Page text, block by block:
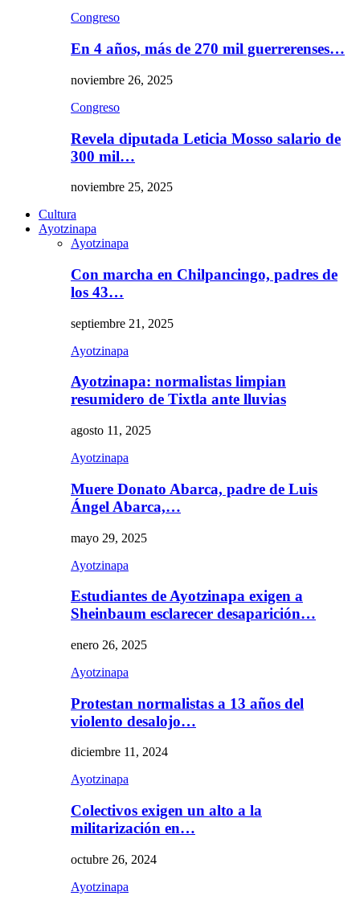
Congreso
En 4 años, más de 270 mil guerrerenses…
noviembre 26, 2025
Congreso
Revela diputada Leticia Mosso salario de
300 mil…
noviembre 25, 2025
Cultura
Ayotzinapa
Ayotzinapa
Con marcha en Chilpancingo, padres de
los 43…
septiembre 21, 2025
Ayotzinapa
Ayotzinapa: normalistas limpian
resumidero de Tixtla ante lluvias
agosto 11, 2025
Ayotzinapa
Muere Donato Abarca, padre de Luis
Ángel Abarca,…
mayo 29, 2025
Ayotzinapa
Estudiantes de Ayotzinapa exigen a
Sheinbaum esclarecer desaparición…
enero 26, 2025
Ayotzinapa
Protestan normalistas a 13 años del
violento desalojo…
diciembre 11, 2024
Ayotzinapa
Colectivos exigen un alto a la
militarización en…
octubre 26, 2024
Ayotzinapa